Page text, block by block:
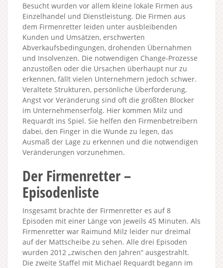
Besucht wurden vor allem kleine lokale Firmen aus
Einzelhandel und Dienstleistung. Die Firmen aus
dem Firmenretter leiden unter ausbleibenden
Kunden und Umsätzen, erschwerten
Abverkaufsbedingungen, drohenden Übernahmen
und Insolvenzen. Die notwendigen Change-Prozesse
anzustoßen oder die Ursachen überhaupt nur zu
erkennen, fällt vielen Unternehmern jedoch schwer.
Veraltete Strukturen, persönliche Überforderung,
Angst vor Veränderung sind oft die größten Blocker
im Unternehmenserfolg. Hier kommen Milz und
Requardt ins Spiel. Sie helfen den Firmenbetreibern
dabei, den Finger in die Wunde zu legen, das
Ausmaß der Lage zu erkennen und die notwendigen
Veränderungen vorzunehmen.
Der Firmenretter –
Episodenliste
Insgesamt brachte der Firmenretter es auf 8
Episoden mit einer Länge von jeweils 45 Minuten. Als
Firmenretter war Raimund Milz leider nur dreimal
auf der Mattscheibe zu sehen. Alle drei Episoden
wurden 2012 „zwischen den Jahren“ ausgestrahlt.
Die zweite Staffel mit Michael Requardt begann im